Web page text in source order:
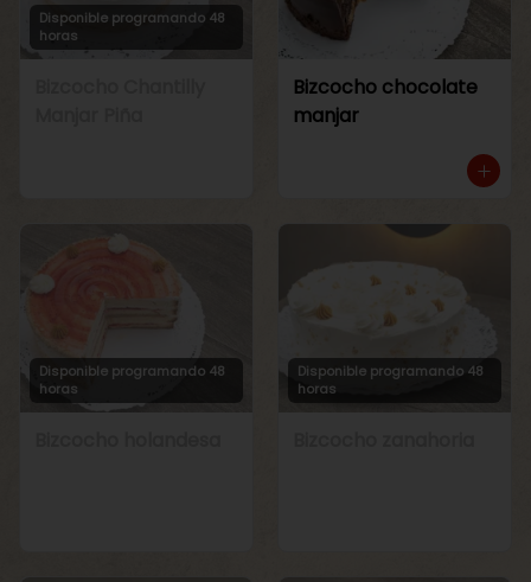
Disponible programando 48
horas
Bizcocho chocolate
manjar
Disponible programando 48
horas
Disponible programando 48
horas